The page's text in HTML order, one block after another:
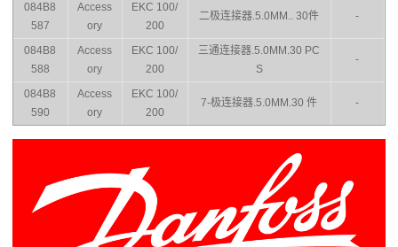
084B8
587
Access
ory
EKC 100/
200
二极连接器.5.0MM.. 30件 -
084B8
588
Access
ory
EKC 100/
200
三通连接器.5.0MM.30 PC
S
-
084B8
590
Access
ory
EKC 100/
200
7-极连接器.5.0MM.30 件 -